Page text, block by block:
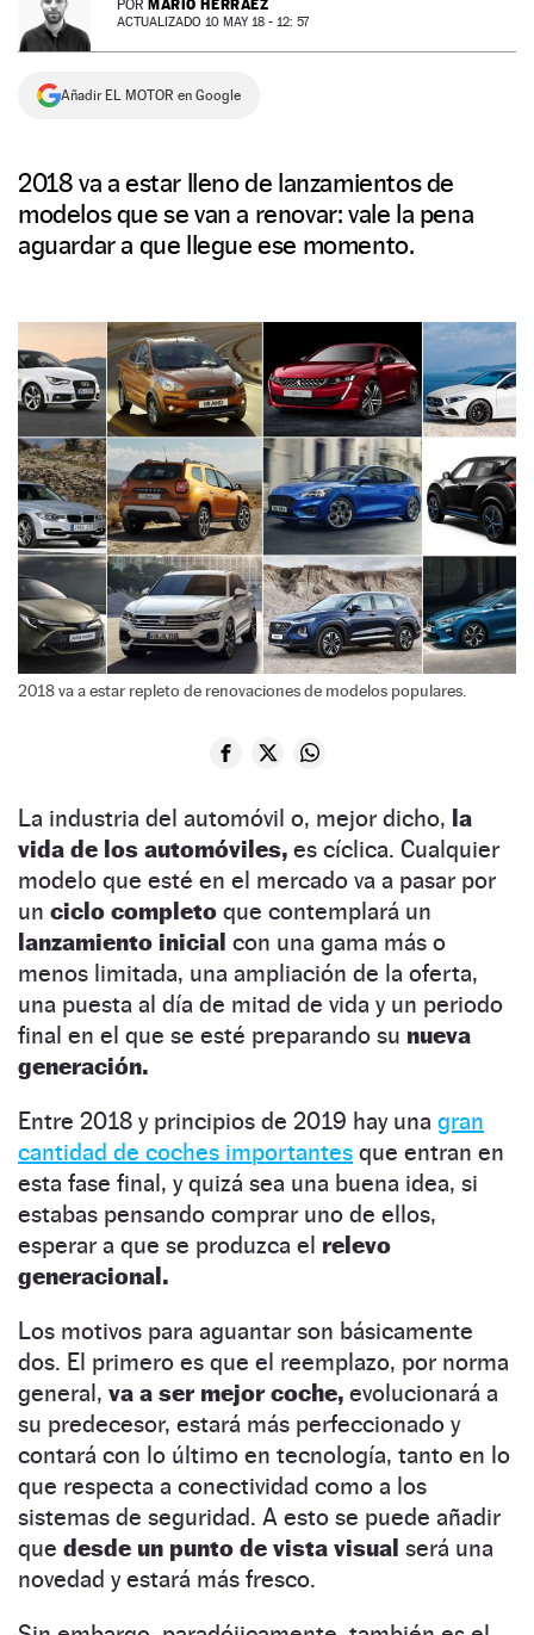
NEWSLETTER
SÍGUENOS
POR MARIO HERRÁEZ
ACTUALIZADO 10 MAY 18 - 12: 57
Añadir EL MOTOR en Google
2018 va a estar lleno de lanzamientos de
modelos que se van a renovar: vale la pena
aguardar a que llegue ese momento.
2018 va a estar repleto de renovaciones de modelos populares.
La industria del automóvil o, mejor dicho, la
vida de los automóviles, es cíclica. Cualquier
modelo que esté en el mercado va a pasar por
un ciclo completo que contemplará un
lanzamiento inicial con una gama más o
menos limitada, una ampliación de la oferta,
una puesta al día de mitad de vida y un periodo
final en el que se esté preparando su nueva
generación.
Entre 2018 y principios de 2019 hay una gran
cantidad de coches importantes que entran en
esta fase final, y quizá sea una buena idea, si
estabas pensando comprar uno de ellos,
esperar a que se produzca el relevo
generacional.
Los motivos para aguantar son básicamente
dos. El primero es que el reemplazo, por norma
general, va a ser mejor coche, evolucionará a
su predecesor, estará más perfeccionado y
contará con lo último en tecnología, tanto en lo
que respecta a conectividad como a los
sistemas de seguridad. A esto se puede añadir
que desde un punto de vista visual será una
novedad y estará más fresco.